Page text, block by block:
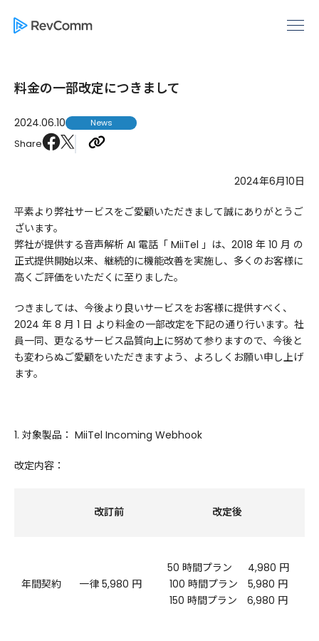
料金の一部改定につきまして
2024.06.10 News
Share
2024年6月10日
平素より弊社サービスをご愛顧いただきまして誠にありがとうご
ざいます。
弊社が提供する音声解析 AI 電話「 MiiTel 」は、2018 年 10 月 の
正式提供開始以来、継続的に機能改善を実施し、多くのお客様に
高くご評価をいただくに至りました。
つきましては、今後より良いサービスをお客様に提供すべく、
2024 年 8 月 1 日 より料金の一部改定を下記の通り行います。社
員一同、更なるサービス品質向上に努めて参りますので、今後と
も変わらぬご愛顧をいただきますよう、よろしくお願い申し上げ
ます。
1. 対象製品： MiiTel Incoming Webhook
改定内容：
改訂前 改定後
年間契約 一律 5,980 円
50 時間プラン 4,980 円
100 時間プラン 5,980 円
150 時間プラン 6,980 円